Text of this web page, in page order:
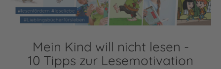
Mein Kind will nicht lesen -
10 Tipps zur Lesemotivation